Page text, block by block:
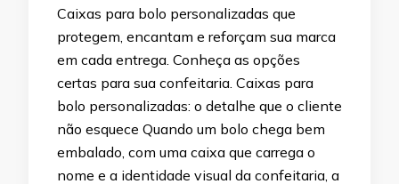
Caixas para bolo personalizadas que
protegem, encantam e reforçam sua marca
em cada entrega. Conheça as opções
certas para sua confeitaria. Caixas para
bolo personalizadas: o detalhe que o cliente
não esquece Quando um bolo chega bem
embalado, com uma caixa que carrega o
nome e a identidade visual da confeitaria, a